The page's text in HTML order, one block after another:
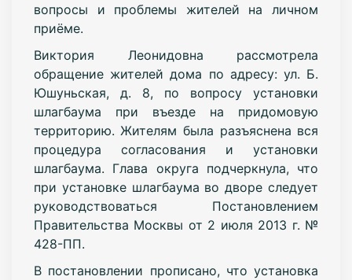
вопросы и проблемы жителей на личном
приёме.
Виктория Леонидовна рассмотрела
обращение жителей дома по адресу: ул. Б.
Юшуньская, д. 8, по вопросу установки
шлагбаума при въезде на придомовую
территорию. Жителям была разъяснена вся
процедура согласования и установки
шлагбаума. Глава округа подчеркнула, что
при установке шлагбаума во дворе следует
руководствоваться Постановлением
Правительства Москвы от 2 июля 2013 г. №
428-ПП.
В постановлении прописано, что установка